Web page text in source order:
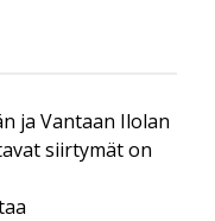
ja Vantaan Ilolan
siirtymät on